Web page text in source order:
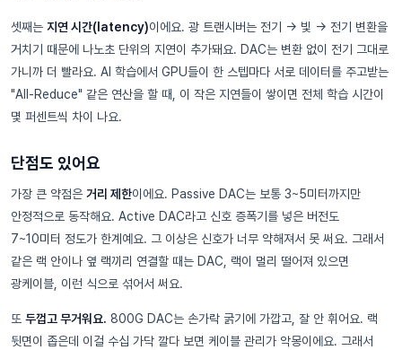
셋째는 지연 시간(latency)이에요. 광 트랜시버는 전기 → 빛 → 전기 변환을
거치기 때문에 나노초 단위의 지연이 추가돼요. DAC는 변환 없이 전기 그대로
가니까 더 빨라요. AI 학습에서 GPU들이 한 스텝마다 서로 데이터를 주고받는
"All-Reduce" 같은 연산을 할 때, 이 작은 지연들이 쌓이면 전체 학습 시간이
몇 퍼센트씩 차이 나요.
단점도 있어요
가장 큰 약점은 거리 제한이에요. Passive DAC는 보통 3~5미터까지만
안정적으로 동작해요. Active DAC라고 신호 증폭기를 넣은 버전도
7~10미터 정도가 한계예요. 그 이상은 신호가 너무 약해져서 못 써요. 그래서
같은 랙 안이나 옆 랙끼리 연결할 때는 DAC, 랙이 멀리 떨어져 있으면
광케이블, 이런 식으로 섞어서 써요.
또 두껍고 무거워요. 800G DAC는 손가락 굵기에 가깝고, 잘 안 휘어요. 랙
뒷면이 좁은데 이걸 수십 가닥 깔다 보면 케이블 관리가 악몽이에요. 그래서